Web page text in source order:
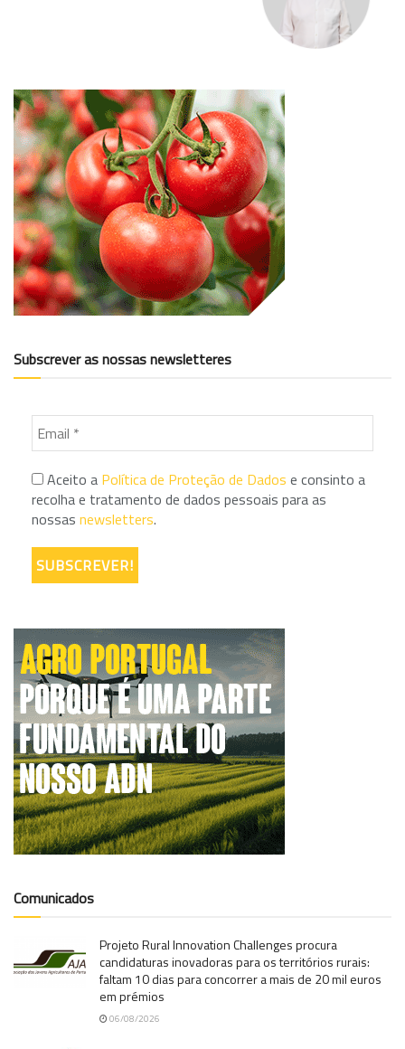
Subscrever as nossas newsletteres
Aceito a Política de Proteção de Dados e consinto a
recolha e tratamento de dados pessoais para as
nossas newsletters.
Comunicados
Projeto Rural Innovation Challenges procura
candidaturas inovadoras para os territórios rurais:
faltam 10 dias para concorrer a mais de 20 mil euros
em prémios
06/08/2026